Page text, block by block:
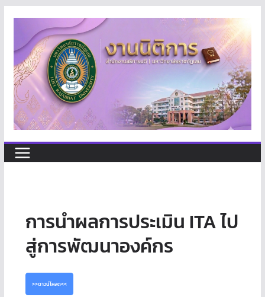
content
การนำผลการประเมิน ITA ไป
สู่การพัฒนาองค์กร
>>ดาวน์โหลด<<